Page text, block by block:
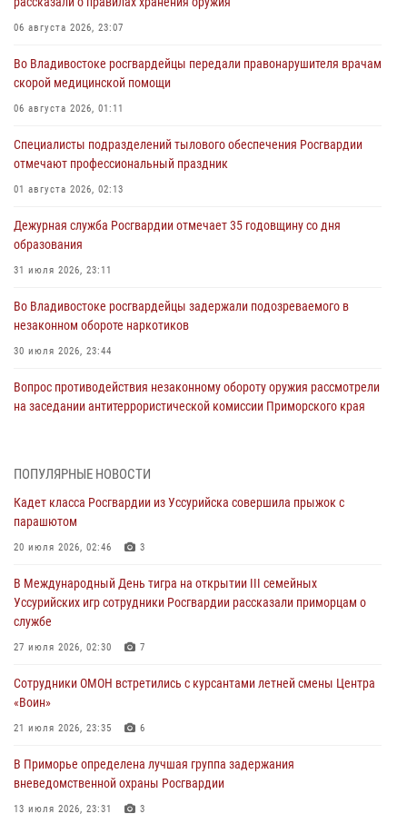
06 августа 2026, 23:07
Во Владивостоке росгвардейцы передали правонарушителя врачам
скорой медицинской помощи
06 августа 2026, 01:11
Специалисты подразделений тылового обеспечения Росгвардии
отмечают профессиональный праздник
01 августа 2026, 02:13
Дежурная служба Росгвардии отмечает 35 годовщину со дня
образования
31 июля 2026, 23:11
Во Владивостоке росгвардейцы задержали подозреваемого в
незаконном обороте наркотиков
30 июля 2026, 23:44
Вопрос противодействия незаконному обороту оружия рассмотрели
на заседании антитеррористической комиссии Приморского края
Во Владивостоке во дворе жилого дома сотрудники
29 июля 2026, 01:17
В День Крещения Руси в Князь-Владимирском храме – Главном
ходом
28 июля 2026, 10:29 3
Росгвардейцы в Приморье приняли участие в молебне,
28 июля 2026, 05:39
В Международный День тигра на открытии III семейных
службе
27 июля 2026, 02:30
ПОПУЛЯРНЫЕ НОВОСТИ
Кадет класса Росгвардии из Уссурийска совершила прыжок с
парашютом
20 июля 2026, 02:46 3
В Международный День тигра на открытии III семейных
Уссурийских игр сотрудники Росгвардии рассказали приморцам о
службе
27 июля 2026, 02:30 7
Сотрудники ОМОН встретились с курсантами летней смены Центра
«Воин»
21 июля 2026, 23:35 6
В Приморье определена лучшая группа задержания
вневедомственной охраны Росгвардии
13 июля 2026, 23:31 3